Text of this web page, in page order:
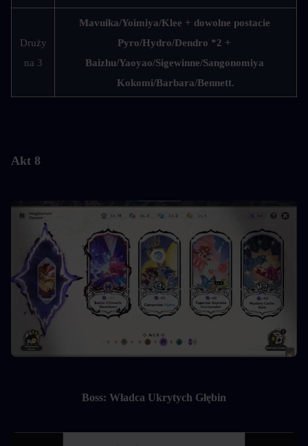
Druży
na 3
Mavuika/Yoimiya/Klee + dowolne postacie
Pyro/Hydro/Dendro *2 +
Baizhu/Yaoyao/Sigewinne/Sangonomiya
Kokomi/Barbara/Bennett.
Akt 8
Boss: Władca Ukrytych Głębin